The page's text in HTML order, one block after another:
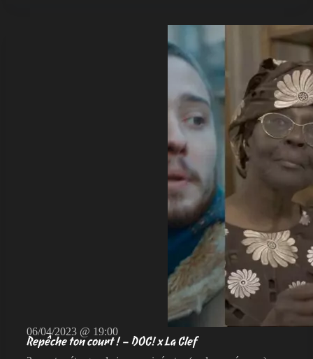
06/04/2023 @ 19:00
Repêche ton court ! – DOC! x La Clef